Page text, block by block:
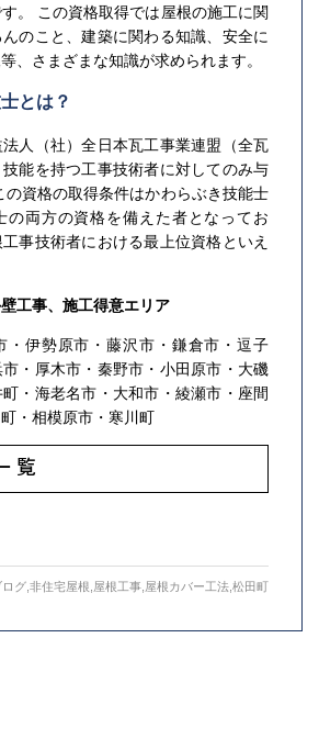
。 この資格取得では屋根の施工に関
のこと、建築に関わる知識、安全に
、さまざまな知識が求められます。
とは？
人（社）全日本瓦工事業連盟（全瓦
能を持つ工事技術者に対してのみ与
の資格の取得条件はかわらぶき技能士
の両方の資格を備えた者となってお
事技術者における最上位資格といえ
工事、施工得意エリア
・伊勢原市・藤沢市・鎌倉市・逗子
・厚木市・秦野市・小田原市・大磯
・海老名市・大和市・綾瀬市・座間
・相模原市・寒川町
覧
ログ 非住宅屋根 屋根工事 屋根カバー工法 松田町